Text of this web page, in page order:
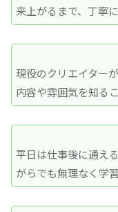
来上がるまで、丁寧
現役のクリエイター
内容や雰囲気を知る
平日は仕事後に通え
がらでも無理なく学